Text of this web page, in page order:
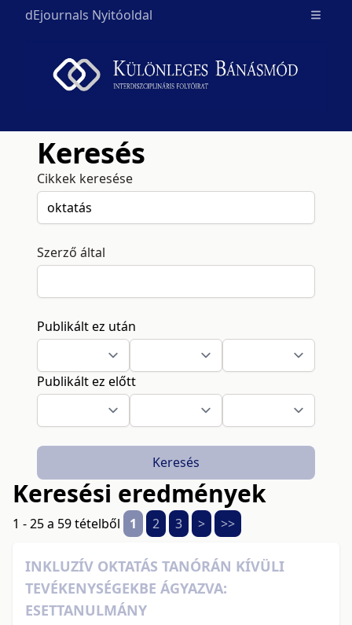
dEjournals Nyitóoldal Open
Keresés
Cikkek keresése
Szerző által
Publikált ez után
Publikált ez előtt
Keresés
Keresési eredmények
1 - 25 a 59 tételből 1 2 3 > >>
INKLUZÍV OKTATÁS TANÓRÁN KÍVÜLI
TEVÉKENYSÉGEKBE ÁGYAZVA:
ESETTANULMÁNY